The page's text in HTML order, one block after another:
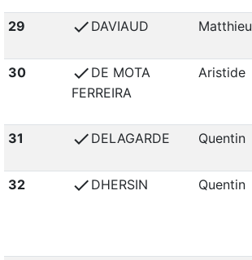
29 check DAVIAUD Matthieu
30 check DE MOTA
FERREIRA
Aristide
31 check DELAGARDE Quentin
32 check DHERSIN Quentin